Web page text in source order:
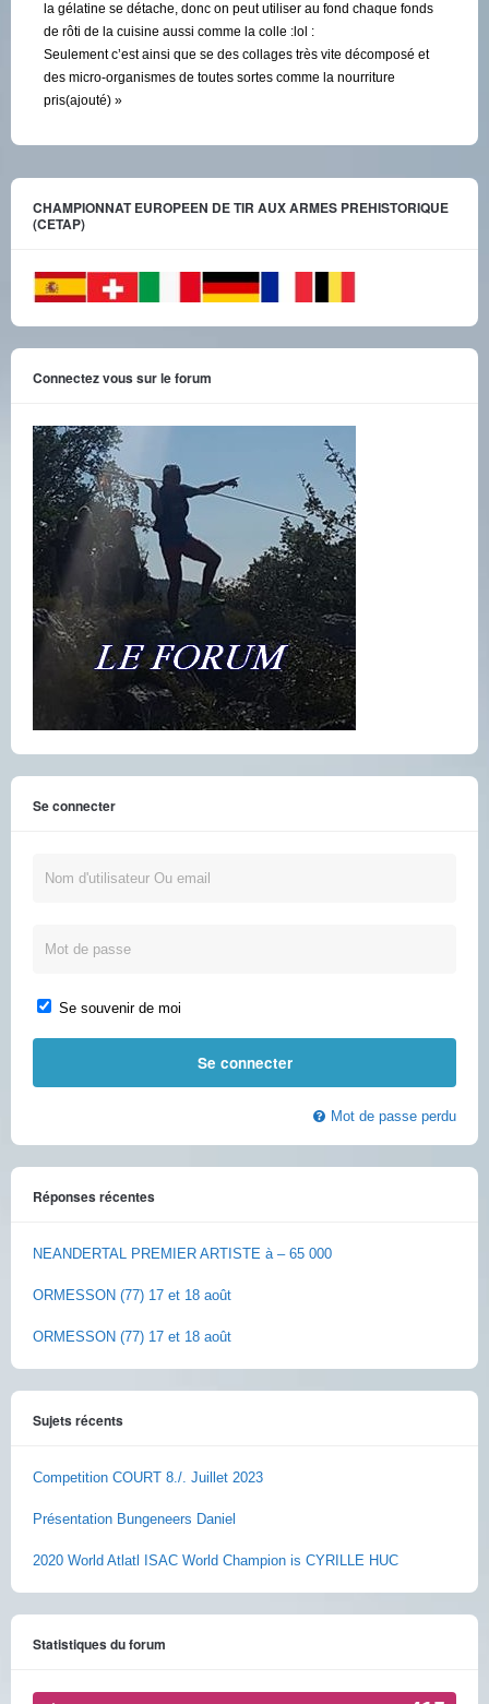
la gélatine se détache, donc on peut utiliser au fond chaque fonds
de rôti de la cuisine aussi comme la colle :lol :
Seulement c’est ainsi que se des collages très vite décomposé et
des micro-organismes de toutes sortes comme la nourriture
pris(ajouté) »
CHAMPIONNAT EUROPEEN DE TIR AUX ARMES PREHISTORIQUE
(CETAP)
Connectez vous sur le forum
Se connecter
Se souvenir de moi
Mot de passe perdu
Réponses récentes
NEANDERTAL PREMIER ARTISTE à – 65 000
ORMESSON (77) 17 et 18 août
ORMESSON (77) 17 et 18 août
Sujets récents
Competition COURT 8./. Juillet 2023
Présentation Bungeneers Daniel
2020 World Atlatl ISAC World Champion is CYRILLE HUC
Statistiques du forum